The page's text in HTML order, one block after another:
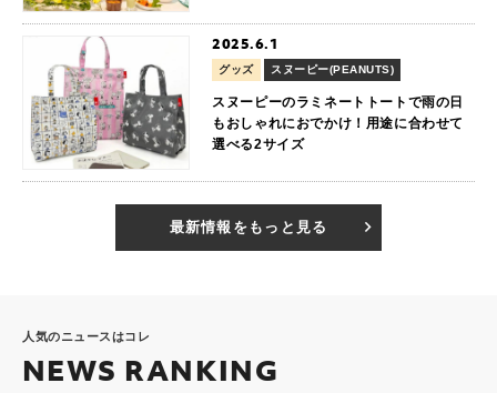
2025.6.1
グッズ スヌーピー(PEANUTS)
スヌーピーのラミネートトートで雨の日
もおしゃれにおでかけ！用途に合わせて
選べる2サイズ
最新情報をもっと見る
人気のニュースはコレ
NEWS RANKING